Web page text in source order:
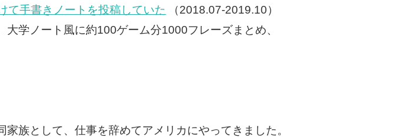
て手書きノートを投稿していた
（2018.07-2019.10）
学ノート風に約100ゲーム分1000フレーズまとめ、
族として、仕事を辞めてアメリカにやってきました。